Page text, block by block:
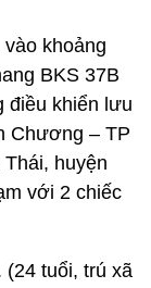
khoảng
BKS 37B
điều khiển lưu
Chương – TP
huyện
với 2 chiếc
(24 tuổi, trú xã